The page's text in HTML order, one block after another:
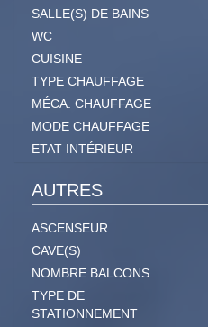
SALLE(S) DE BAINS
WC
CUISINE
TYPE CHAUFFAGE
MÉCA. CHAUFFAGE
MODE CHAUFFAGE
ETAT INTÉRIEUR
AUTRES
ASCENSEUR
CAVE(S)
NOMBRE BALCONS
TYPE DE
STATIONNEMENT